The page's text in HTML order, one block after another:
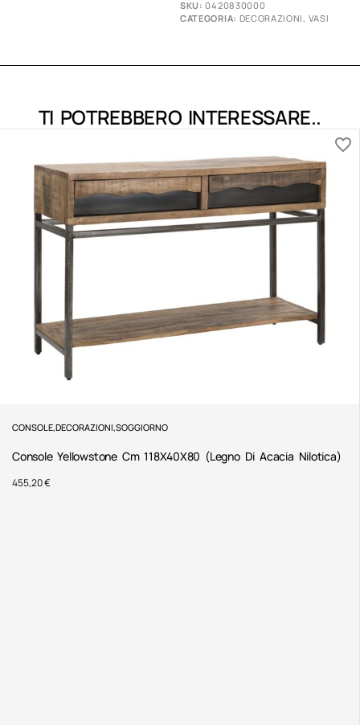
SKU:0420830000
CATEGORIA: DECORAZIONI VASI
TI POTREBBERO INTERESSARE..
CONSOLE,DECORAZIONI,SOGGIORNO
Console Yellowstone Cm 118X40X80 (Legno Di Acacia Nilotica)
455,20€